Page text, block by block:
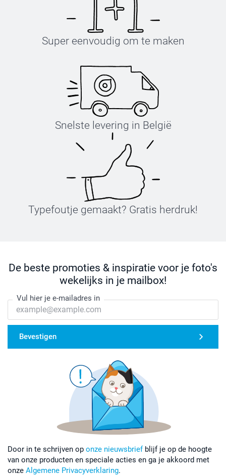
Super eenvoudig om te maken
Snelste levering in België
Typefoutje gemaakt? Gratis herdruk!
De beste promoties & inspiratie voor je foto's
wekelijks in je mailbox!
Vul hier je e-mailadres in
Bevestigen
Door in te schrijven op onze nieuwsbrief blijf je op de hoogte
van onze producten en speciale acties en ga je akkoord met
onze Algemene Privacyverklaring.